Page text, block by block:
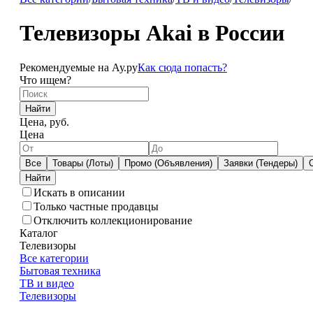
Телевизоры Akai в России
Рекомендуемые на Ау.руКак сюда попасть?
Что ищем?
Найти
Цена, руб.
Цена
Все Товары (Лоты) Промо (Объявления) Заявки (Тендеры)
Искать в описании
Только частные продавцы
Отключить коллекционирование
Каталог
Телевизоры
Все категории
Бытовая техника
ТВ и видео
Телевизоры